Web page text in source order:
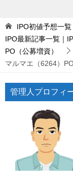
IPO初値予想一
IPO最新記事一覧｜
PO（公募増資）
マルマエ（6264）
管理人プロフィ